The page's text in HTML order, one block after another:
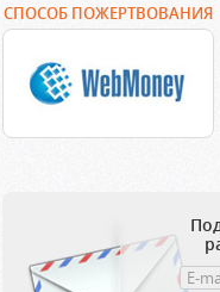
СПОСОБ ПОЖЕРТВОВАНИЯ